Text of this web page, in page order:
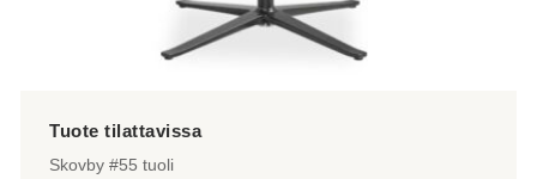
Skovby #55 tuoli